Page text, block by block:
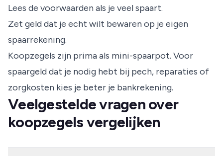
Lees de voorwaarden als je veel spaart.
Zet geld dat je echt wilt bewaren op je eigen
spaarrekening.
Koopzegels zijn prima als mini-spaarpot. Voor
spaargeld dat je nodig hebt bij pech, reparaties of
zorgkosten kies je beter je bankrekening.
Veelgestelde vragen over
koopzegels vergelijken